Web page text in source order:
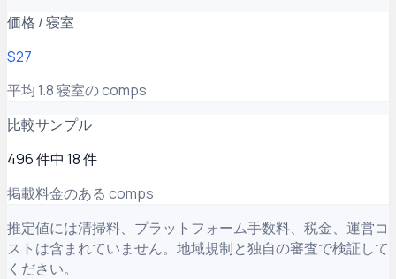
価格 / 寝室
$27
平均 1.8 寝室の comps
比較サンプル
496 件中 18 件
掲載料金のある comps
推定値には清掃料、プラットフォーム手数料、税金、運営コ
ストは含まれていません。地域規制と独自の審査で検証して
ください。